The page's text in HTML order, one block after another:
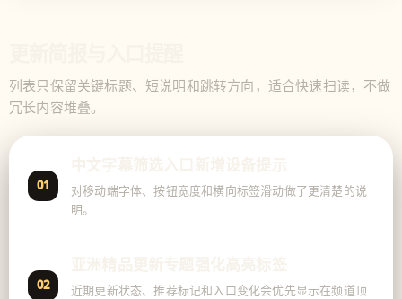
列表只保留关键标题、短说明和跳转方向，适合快速扫读，不做
冗长内容堆叠。
01
对移动端字体、按钮宽度和横向标签滑动做了更清楚的说
明。
02
近期更新状态、推荐标记和入口变化会优先显示在频道顶